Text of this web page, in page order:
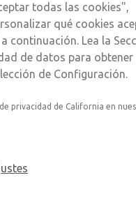
para bloquear los
y discos kits de
todas las cookies",
qué cookies
continuación. Lea la
de datos para obtener
de Configuración.
privacidad de California en